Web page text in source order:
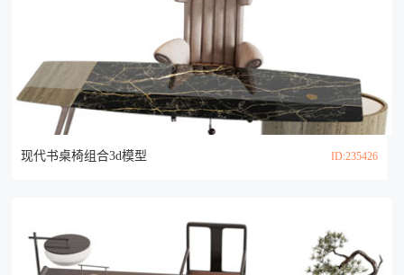
现代书桌椅组合3d模型 ID:235426